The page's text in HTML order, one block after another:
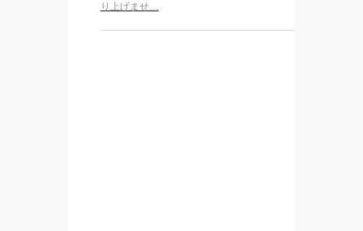
り上げませ…